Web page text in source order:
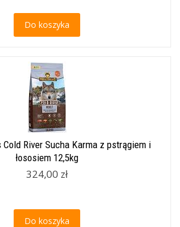
Do koszyka
River Sucha Karma z pstrągiem i
łososiem 12,5kg
324,00 zł
Do koszyka